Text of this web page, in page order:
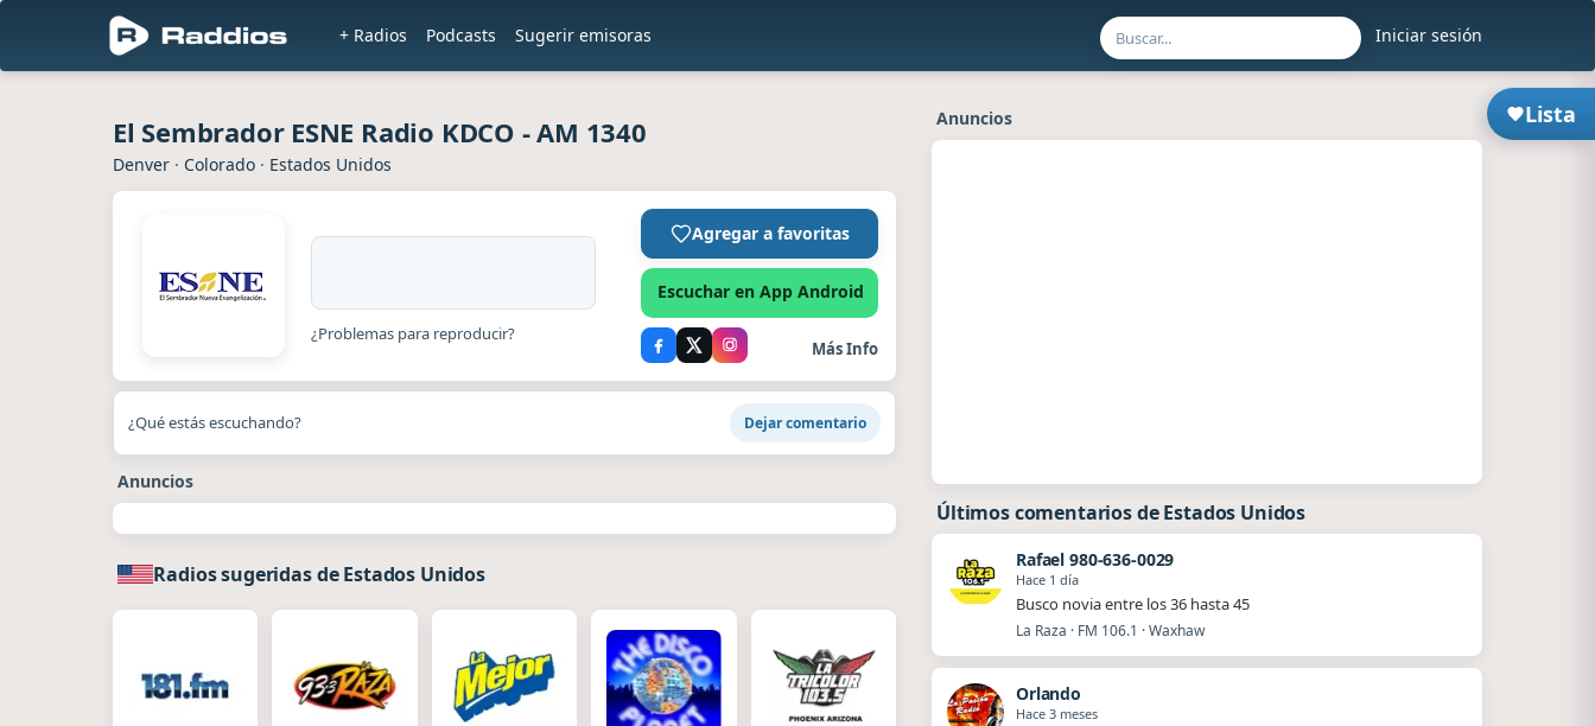
Iniciar sesión
+ Radios Podcasts Sugerir emisoras
Lista
El Sembrador ESNE Radio KDCO - AM 1340
Denver · Colorado · Estados Unidos
¿Problemas para reproducir?
Agregar a favoritas
Escuchar en App Android
Más Info
¿Qué estás escuchando? Dejar comentario
Anuncios
Radios sugeridas de Estados Unidos
Anuncios
Últimos comentarios de Estados Unidos
Rafael 980-636-0029
Hace 1 día
Busco novia entre los 36 hasta 45
La Raza · FM 106.1 · Waxhaw
Orlando
Hace 3 meses